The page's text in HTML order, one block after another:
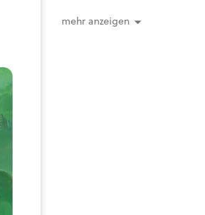
mehr anzeigen